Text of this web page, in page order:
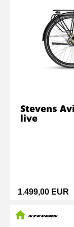
1.499,00 EUR
Stevens
live